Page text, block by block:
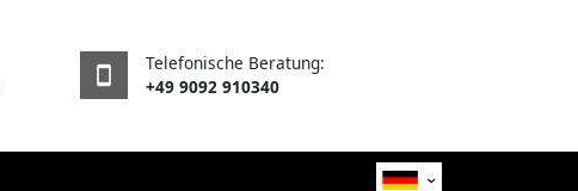
smartphone
Telefonische Beratung:
+49 9092 910340